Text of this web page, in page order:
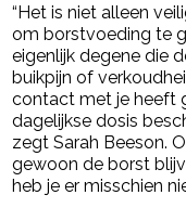
“Het is niet alleen
om borstvoeding te
eigenlijk degene die
buikpijn of
contact met je heeft
dagelijkse dosis
zegt Sarah Beeson.
gewoon de borst
heb je er misschien